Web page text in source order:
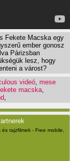
Fekete Macska egy
ember gonosz
Párizsban
lesz, hogy
a várost?
videó mese
macska
rajzfilmek - Free mobile,